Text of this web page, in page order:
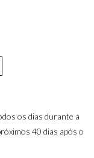
os dias durante a
40 dias após o